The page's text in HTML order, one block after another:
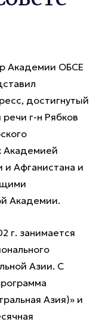
Академии ОБСЕ
достигнутый
г-н Рябков
Академией
и Афганистана и
Академии.
г. занимается
Азии. С
Азия)» и